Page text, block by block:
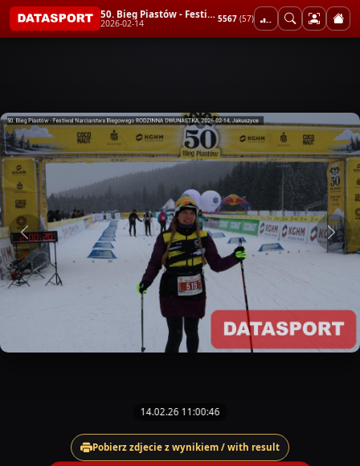
50. Bieg Piastów - Festiwal Narciarstwa Biegowego RODZINNA DWUNASTKA
2026-02-14 5567 (57)
14.02.26 11:00:46
Pobierz zdjecie z wynikiem / with result